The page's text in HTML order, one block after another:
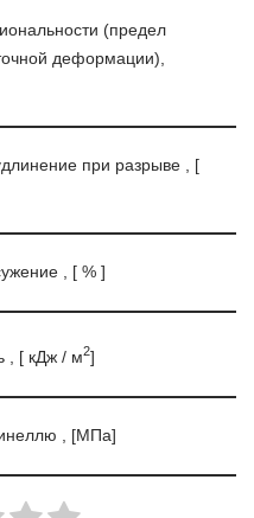
(предел
деформации),
при разрыве , [
, [ % ]
, [ кДж / м2]
, [МПа]